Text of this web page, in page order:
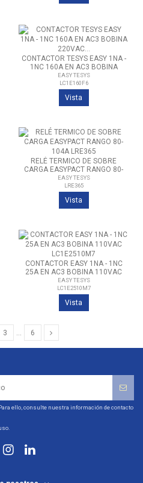
CONTACTOR TESYS EASY 1NA -
1NC 160A EN AC3 BOBINA
220VAC LC1E160F6
EASY TESYS
LC1E160F6
Vista
RELÉ TERMICO DE SOBRE
CARGA EASYPACT RANGO 80-
104A LRE365
EASY TESYS
LRE365
Vista
CONTACTOR EASY 1NA - 1NC
25A EN AC3 BOBINA 110VAC
LC1E2510M7
EASY TESYS
LC1E2510M7
Vista
3 6
ello, consulte nuestra información de contacto